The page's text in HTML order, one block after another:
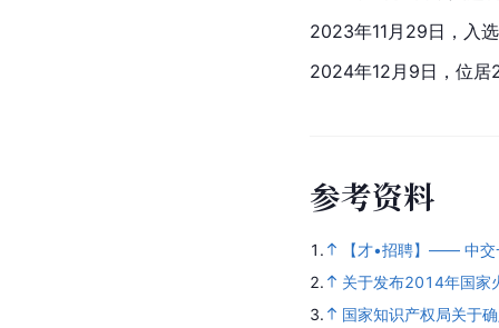
2023年11月29日，入
2024年12月9日，位居
参考资料
1.
【才•招聘】—— 中交
2.
关于发布2014年国家
3.
国家知识产权局关于